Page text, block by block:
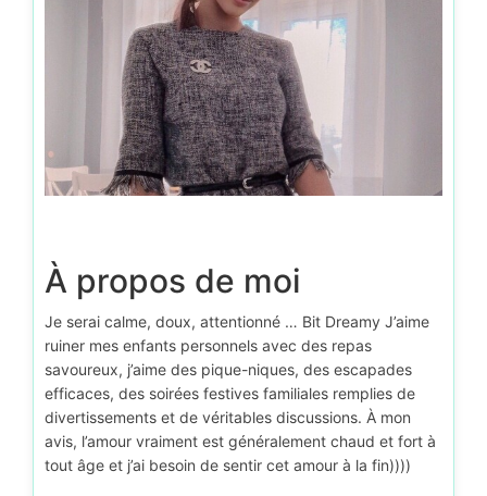
À propos de moi
Je serai calme, doux, attentionné … Bit Dreamy J’aime
ruiner mes enfants personnels avec des repas
savoureux, j’aime des pique-niques, des escapades
efficaces, des soirées festives familiales remplies de
divertissements et de véritables discussions. À mon
avis, l’amour vraiment est généralement chaud et fort à
tout âge et j’ai besoin de sentir cet amour à la fin))))